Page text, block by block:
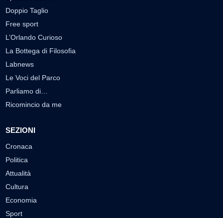
Doppio Taglio
Free sport
L’Orlando Curioso
La Bottega di Filosofia
Labnews
Le Voci del Parco
Parliamo di…
Ricomincio da me
SEZIONI
Cronaca
Politica
Attualità
Cultura
Economia
Sport